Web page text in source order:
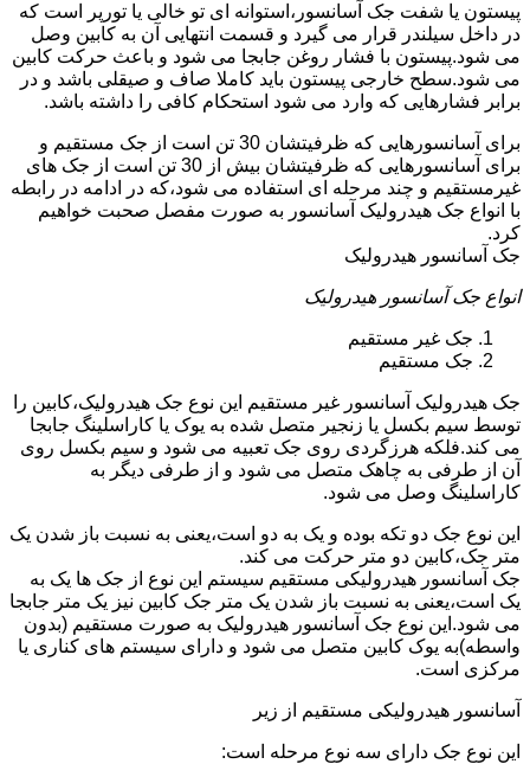
پیستون یا شفت جک آسانسور،استوانه ای تو خالی یا تورپر است که
در داخل سیلندر قرار می گیرد و قسمت انتهایی آن به کابین وصل
می شود.پیستون با فشار روغن جابجا می شود و باعث حرکت کابین
می شود.سطح خارجی پیستون باید کاملا صاف و صیقلی باشد و در
برابر فشارهایی که وارد می شود استحکام کافی را داشته باشد.
برای آسانسورهایی که ظرفیتشان 30 تن است از جک مستقیم و
برای آسانسورهایی که ظرفیتشان بیش از 30 تن است از جک های
غیرمستقیم و چند مرحله ای استفاده می شود،که در ادامه در رابطه
با انواع جک هیدرولیک آسانسور به صورت مفصل صحبت خواهیم
کرد.
جک آسانسور هیدرولیک
انواع جک آسانسور هیدرولیک
جک غیر مستقیم
جک مستقیم
جک هیدرولیک آسانسور غیر مستقیم این نوع جک هیدرولیک،کابین را
توسط سیم بکسل یا زنجیر متصل شده به یوک یا کاراسلینگ جابجا
می کند.فلکه هرزگردی روی جک تعبیه می شود و سیم بکسل روی
آن از طرفی به چاهک متصل می شود و از طرفی دیگر به
کاراسلینگ وصل می شود.
این نوع جک دو تکه بوده و یک به دو است،یعنی به نسبت باز شدن یک
متر جک،کابین دو متر حرکت می کند.
جک آسانسور هیدرولیکی مستقیم سیستم این نوع از جک ها یک به
یک است،یعنی به نسبت باز شدن یک متر جک کابین نیز یک متر جابجا
می شود.این نوع جک آسانسور هیدرولیک به صورت مستقیم (بدون
واسطه)به یوک کابین متصل می شود و دارای سیستم های کناری یا
مرکزی است.
آسانسور هیدرولیکی مستقیم از زیر
این نوع جک دارای سه نوع مرحله است: